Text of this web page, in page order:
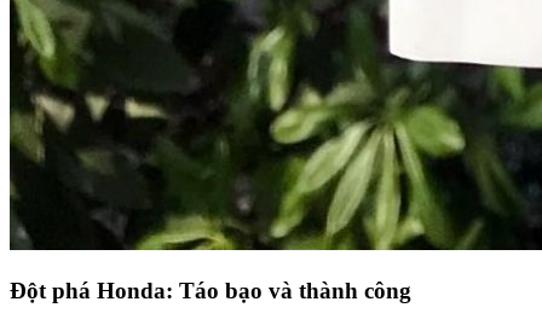
Đột phá Honda: Táo bạo và thành công